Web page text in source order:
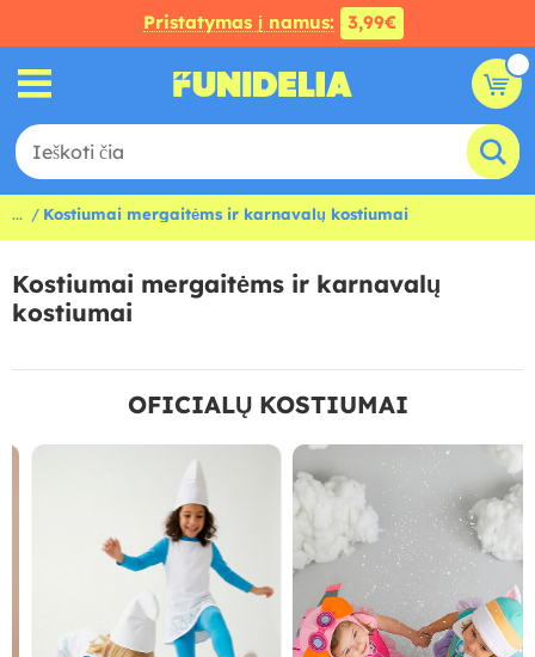
Pristatymas į namus: 3,99€
... Kostiumai mergaitėms ir karnavalų kostiumai
Kostiumai mergaitėms ir karnavalų
kostiumai
OFICIALŲ KOSTIUMAI